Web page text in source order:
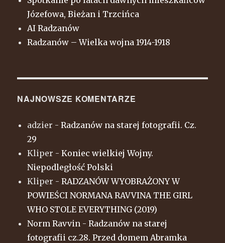
Józefowa, Bieżan i Trzcińca
AI Radzanów
Radzanów – Wielka wojna 1914-1918
NAJNOWSZE KOMENTARZE
adzier -Radzanów na starej fotografii. Cz.
29
Kliper -Koniec wielkiej Wojny.
Niepodległość Polski
Kliper -RADZANÓW WYOBRAŻONY W
POWIEŚCI NORMANA RAVVINA THE GIRL
WHO STOLE EVERYTHING (2019)
Norm Ravvin -Radzanów na starej
fotografii cz.28. Przed domem Abramka